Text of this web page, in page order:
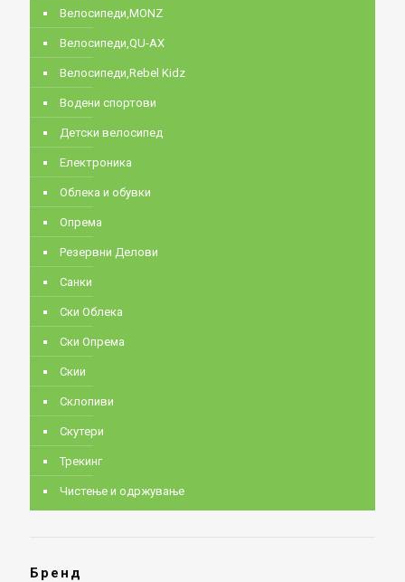
Велосипеди,MONZ
Велосипеди,QU-AX
Велосипеди,Rebel Kidz
Водени спортови
Детски велосипед
Електроника
Облека и обувки
Опрема
Резервни Делови
Санки
Ски Облека
Ски Опрема
Скии
Склопиви
Скутери
Трекинг
Чистење и одржување
Бренд